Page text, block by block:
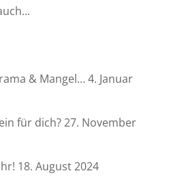
& Mangel…4. Januar
für dich?27. November
18. August 2024